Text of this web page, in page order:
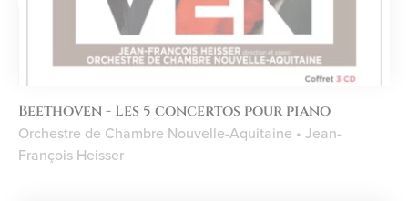
Beethoven - Les 5 concertos pour piano
Orchestre de Chambre Nouvelle-Aquitaine • Jean-
François Heisser